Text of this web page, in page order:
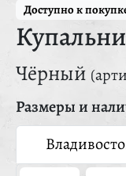
Доступно к
Чёрный
Размеры и